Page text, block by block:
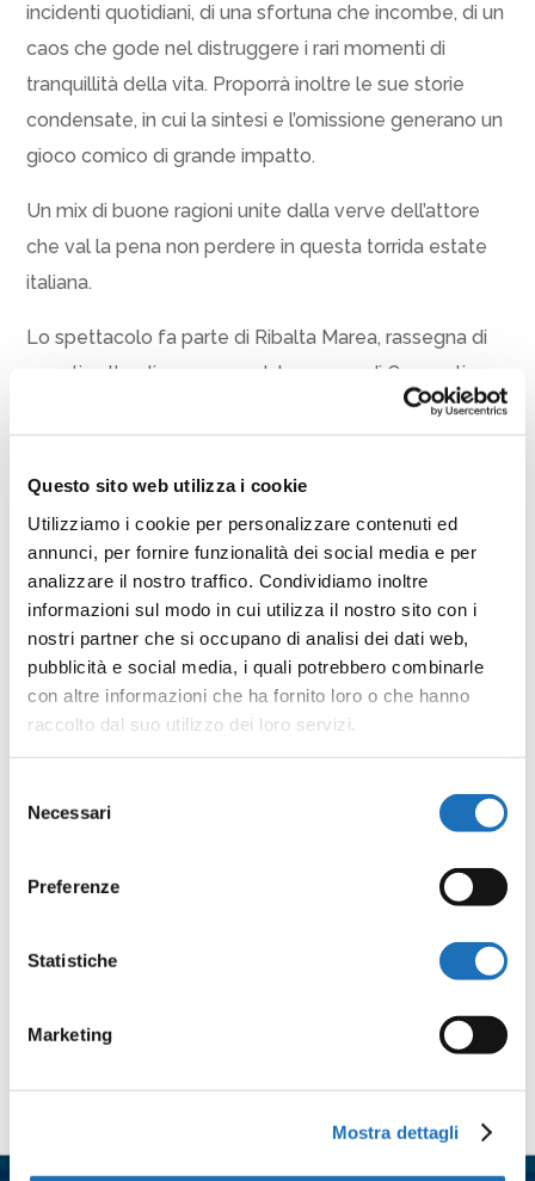
Questo sito web utilizza i cookie
Utilizziamo i cookie per personalizzare contenuti ed
annunci, per fornire funzionalità dei social media e per
analizzare il nostro traffico. Condividiamo inoltre
informazioni sul modo in cui utilizza il nostro sito con i
nostri partner che si occupano di analisi dei dati web,
pubblicità e social media, i quali potrebbero combinarle
con altre informazioni che ha fornito loro o che hanno
raccolto dal suo utilizzo dei loro servizi.
delNecessari
Preferenze
Statistiche
Marketing
Mostra dettagli
incidenti quotidiani, di una sfortuna che incombe, di un
caos che gode nel distruggere i rari momenti di
tranquillità della vita. Proporrà inoltre le sue storie
condensate, in cui la sintesi e l’omissione generano un
gioco comico di grande impatto.
Un mix di buone ragioni unite dalla verve dell’attore
che val la pena non perdere in questa torrida estate
italiana.
Lo spettacolo fa parte di Ribalta Marea, rassegna di
eventi culturali promossa dal comune di Cesenatico
Informazioni
Ufficio Cultura e Teatro, via Armellini 18 a Cesenatico.
Tel. 0547 79274. Dalle ore 10.00 alle ore 12.00 dal
lunedì al venerdì (escluso festivi) –
teatrocomunalecesenatico.it–
cultura@comune.cesenatico.fc.
Facebook
Twitter
Contattaci